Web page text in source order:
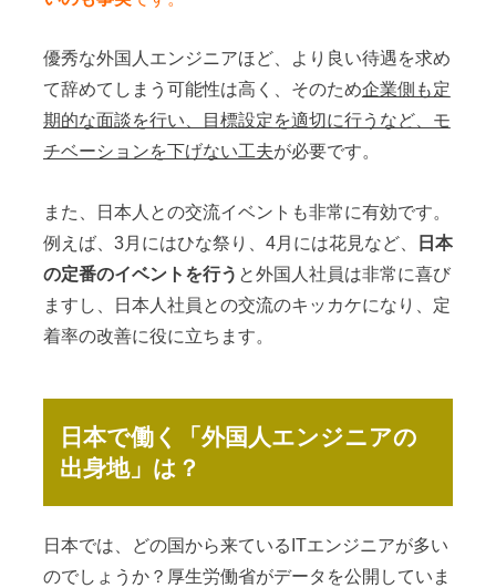
優秀な外国人エンジニアほど、より良い待遇を求め
て辞めてしまう可能性は高く、そのため企業側も定
期的な面談を行い、目標設定を適切に行うなど、モ
チベーションを下げない工夫が必要です。
また、日本人との交流イベントも非常に有効です。
例えば、3月にはひな祭り、4月には花見など、
日本
の定番のイベントを行う と外国人社員は非常に喜び
ますし、日本人社員との交流のキッカケになり、定
着率の改善に役に立ちます。
日本で働く「外国人エンジニアの
出身地」は？
日本では、どの国から来ているITエンジニアが多い
のでしょうか？厚生労働省がデータを公開していま